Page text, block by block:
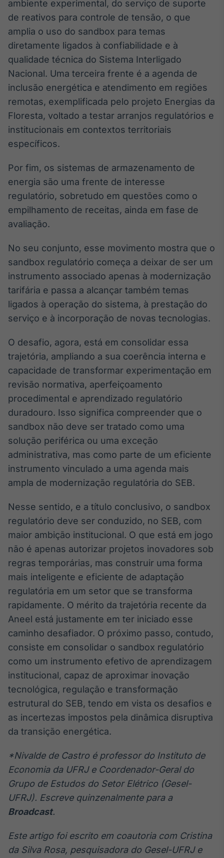
ambiente experimental, do serviço de suporte
de reativos para controle de tensão, o que
amplia o uso do sandbox para temas
diretamente ligados à confiabilidade e à
qualidade técnica do Sistema Interligado
Nacional. Uma terceira frente é a agenda de
inclusão energética e atendimento em regiões
remotas, exemplificada pelo projeto Energias da
Floresta, voltado a testar arranjos regulatórios e
institucionais em contextos territoriais
específicos.
Por fim, os sistemas de armazenamento de
energia são uma frente de interesse
regulatório, sobretudo em questões como o
empilhamento de receitas, ainda em fase de
avaliação.
No seu conjunto, esse movimento mostra que o
sandbox regulatório começa a deixar de ser um
instrumento associado apenas à modernização
tarifária e passa a alcançar também temas
ligados à operação do sistema, à prestação do
serviço e à incorporação de novas tecnologias.
O desafio, agora, está em consolidar essa
trajetória, ampliando a sua coerência interna e
capacidade de transformar experimentação em
revisão normativa, aperfeiçoamento
procedimental e aprendizado regulatório
duradouro. Isso significa compreender que o
sandbox não deve ser tratado como uma
solução periférica ou uma exceção
administrativa, mas como parte de um eficiente
instrumento vinculado a uma agenda mais
ampla de modernização regulatória do SEB.
Nesse sentido, e a título conclusivo, o sandbox
regulatório deve ser conduzido, no SEB, com
maior ambição institucional. O que está em jogo
não é apenas autorizar projetos inovadores sob
regras temporárias, mas construir uma forma
mais inteligente e eficiente de adaptação
regulatória em um setor que se transforma
rapidamente. O mérito da trajetória recente da
Aneel está justamente em ter iniciado esse
caminho desafiador. O próximo passo, contudo,
consiste em consolidar o sandbox regulatório
como um instrumento efetivo de aprendizagem
institucional, capaz de aproximar inovação
tecnológica, regulação e transformação
estrutural do SEB, tendo em vista os desafios e
as incertezas impostos pela dinâmica disruptiva
da transição energética.
*Nivalde de Castro é professor do Instituto de
Economia da UFRJ e Coordenador-Geral do
Grupo de Estudos do Setor Elétrico (Gesel-
UFRJ). Escreve quinzenalmente para a
Broadcast.
Este artigo foi escrito em coautoria com Cristina
da Silva Rosa, pesquisadora do Gesel-UFRJ e